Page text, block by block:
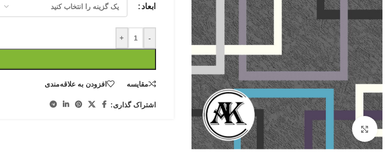
بزرگنمایی تصویر
ابعاد
-
+
مقایسه افزودن به علاقه‌مندی
اشتراک گذاری: